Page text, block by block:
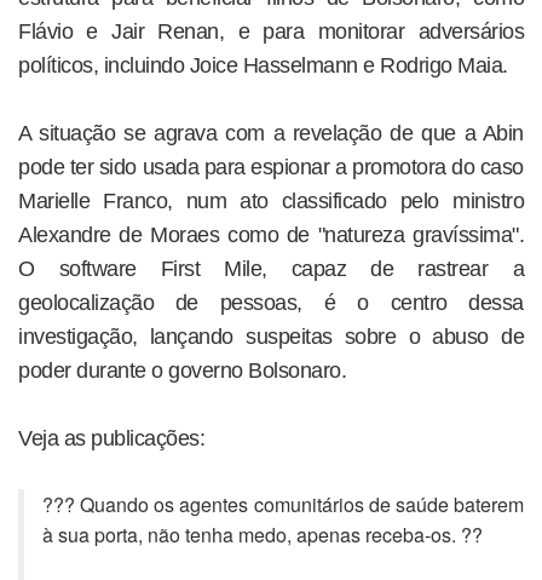
Flávio e Jair Renan, e para monitorar adversários
políticos, incluindo Joice Hasselmann e Rodrigo Maia.
A situação se agrava com a revelação de que a Abin
pode ter sido usada para espionar a promotora do caso
Marielle Franco, num ato classificado pelo ministro
Alexandre de Moraes como de "natureza gravíssima".
O software First Mile, capaz de rastrear a
geolocalização de pessoas, é o centro dessa
investigação, lançando suspeitas sobre o abuso de
poder durante o governo Bolsonaro.
Veja as publicações:
??? Quando os agentes comunitários de saúde baterem
à sua porta, não tenha medo, apenas receba-os. ??